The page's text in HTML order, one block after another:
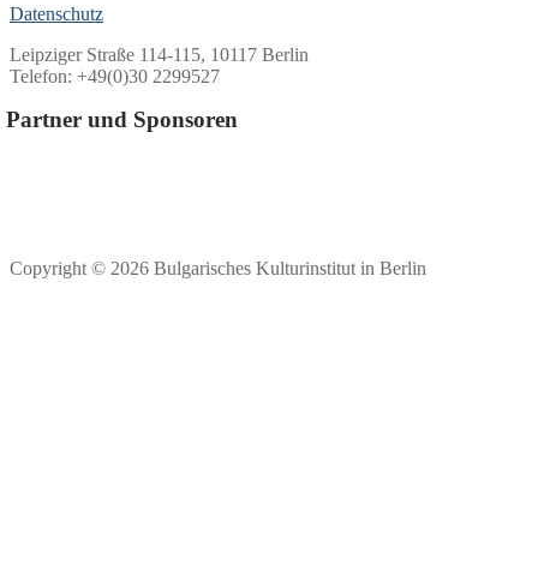
Datenschutz
Leipziger Straße 114-115, 10117 Berlin
Telefon: +49(0)30 2299527
Partner und Sponsoren
Copyright © 2026 Bulgarisches Kulturinstitut in Berlin